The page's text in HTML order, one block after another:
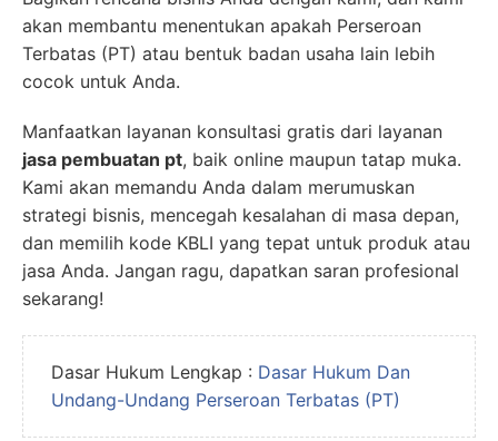
akan membantu menentukan apakah Perseroan
Terbatas (PT) atau bentuk badan usaha lain lebih
cocok untuk Anda.
Manfaatkan layanan konsultasi gratis dari layanan
jasa pembuatan pt, baik online maupun tatap muka.
Kami akan memandu Anda dalam merumuskan
strategi bisnis, mencegah kesalahan di masa depan,
dan memilih kode KBLI yang tepat untuk produk atau
jasa Anda. Jangan ragu, dapatkan saran profesional
sekarang!
Dasar Hukum Lengkap : Dasar Hukum Dan
Undang-Undang Perseroan Terbatas (PT)